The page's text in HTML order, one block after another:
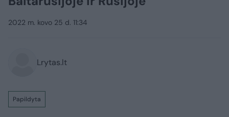
2022 m. kovo 25 d. 11:34
Lrytas.lt
Papildyta